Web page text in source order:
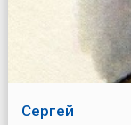
Сергей